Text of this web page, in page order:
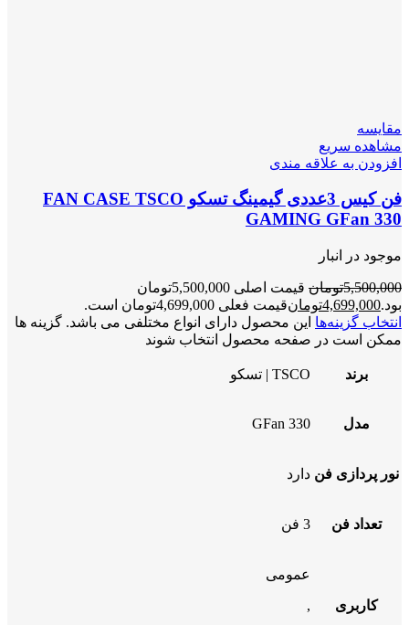
مقایسه
مشاهده سریع
افزودن به علاقه مندی
فن کیس 3عددی گیمینگ تسکو FAN CASE TSCO
GAMING GFan 330
موجود در انبار
5,500,000تومان
قیمت اصلی 5,500,000تومان
بود.4,699,000تومانقیمت فعلی 4,699,000تومان است.
انتخاب گزینه‌ها این محصول دارای انواع مختلفی می باشد. گزینه ها
ممکن است در صفحه محصول انتخاب شوند
برند TSCO | تسکو
مدل GFan 330
نور پردازی فن دارد
تعداد فن 3 فن
کاربری
عمومی
,